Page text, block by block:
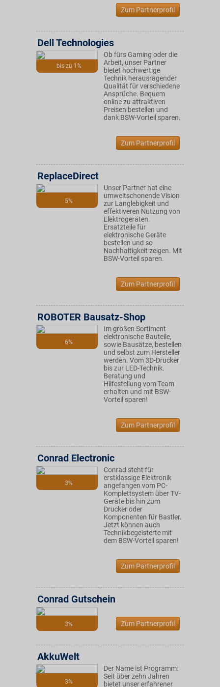
Zum Partnerprofil
bis zu 1%
Dell Technologies
Ob fürs Gaming oder die
Arbeit, unser Partner
bietet hochwertige
Technik herausragender
Qualität für verschiedene
Ansprüche. Bequem
online zu attraktiven
Preisen bestellen und
dank BSW-Vorteil sparen.
Zum Partnerprofil
5%
ReplaceDirect
Unser Partner hat eine
umweltschonende Vision
zur Langlebigkeit und
effektiveren Nutzung von
Elektrogeräten.
Ersatzteile für
elektronische Geräte
bestellen und so
Nachhaltigkeit zeigen. Mit
BSW-Vorteil sparen.
Zum Partnerprofil
6%
ROBOTER Bausatz-Shop
Im großen Sortiment
elektronische Bauteile,
sowie Bausätze, bestellen
und selbst zum Hersteller
werden. Vom 3D-Drucker
bis zur LED-Technik.
Beratung und
Hilfestellung vom Team
erhalten und mit BSW-
Vorteil sparen!
Zum Partnerprofil
3%
Conrad Electronic
Conrad steht für
erstklassige Elektronik
angefangen vom PC-
Komplettsystem über TV-
Geräte bis hin zum
Drucker oder
Komponenten für Bastler.
Jetzt können auch
Technikbegeisterte mit
dem BSW-Vorteil sparen!
Zum Partnerprofil
3%
Conrad Gutschein
Zum Partnerprofil
3%
AkkuWelt
Der Name ist Programm:
Seit über zehn Jahren
bietet unser erfahrener